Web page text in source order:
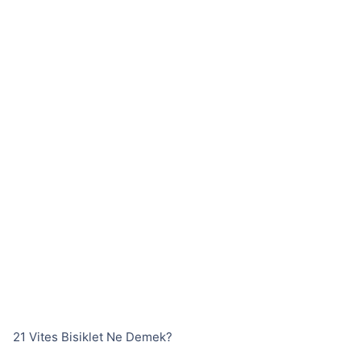
21 Vites Bisiklet Ne Demek?